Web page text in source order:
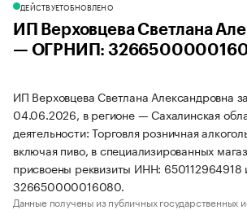
ДЕЙСТВУЕТОБНОВЛЕНО
ИП Верховцева Светлана
— ОГРНИП:
ИП Верховцева Светлана Александровна
04.06.2026, в регионе — Сахалинская
деятельности: Торговля розничная
включая пиво, в специализированных
присвоены реквизиты ИНН:
326650000016080.
Данные получены из публичных государственных